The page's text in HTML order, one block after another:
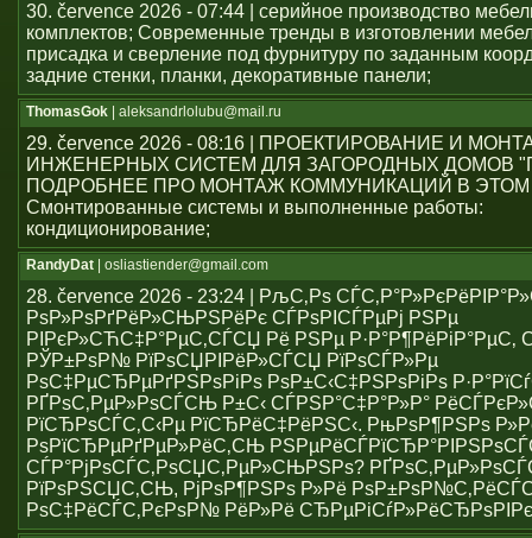
30. července 2026 - 07:44 | серийное производство
комплектов; Современные тренды в изготовлении
присадка и сверление под фурнитуру по заданным
задние стенки, планки, декоративные панели;
ThomasGok | aleksandrlolubu@mail.ru
29. července 2026 - 08:16 | ПРОЕКТИРОВАНИЕ И
ИНЖЕНЕРНЫХ СИСТЕМ ДЛЯ ЗАГОРОДНЫХ ДОМОВ
ПОДРОБНЕЕ ПРО МОНТАЖ КОММУНИКАЦИЙ В
Смонтированные системы и выполненные работы:
кондиционирование;
RandyDat | osliastiender@gmail.com
28. července 2026 - 23:24 | РљС‚Рѕ
РѕР»РѕРґРёР»СЊРЅРёРє СЃРѕРІСЃРµРј РЅРµ
РІРєР»СЋС‡Р°РµС‚СЃСЏ Рё РЅРµ Р·Р°Р¶РёРіР°РµС‚
РЎР±РѕР№ РїРѕСЏРІРёР»СЃСЏ РїРѕСЃР»Рµ
РѕС‡РµСЂРµРґРЅРѕРіРѕ РѕР±С‹С‡РЅРѕРіРѕ
РҐРѕС‚РµР»РѕСЃСЊ Р±С‹ СЃРЅР°С‡Р°Р»Р°
РїСЂРѕСЃС‚С‹Рµ РїСЂРёС‡РёРЅС‹. РњРѕР¶РЅРѕ
РѕРїСЂРµРґРµР»РёС‚СЊ
СЃР°РјРѕСЃС‚РѕСЏС‚РµР»СЊРЅРѕ?
РїРѕРЅСЏС‚СЊ, РјРѕР¶РЅРѕ Р»Рё
РѕС‡РёСЃС‚РєРѕР№ РёР»Рё